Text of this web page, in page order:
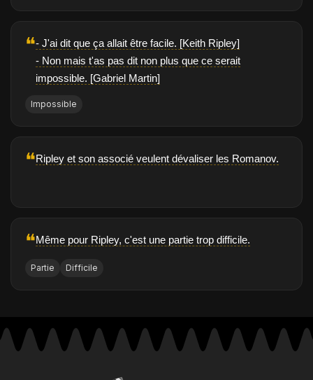
❝- J'ai dit que ça allait être facile. [Keith Ripley]
- Non mais t'as pas dit non plus que ce serait
impossible. [Gabriel Martin]
Impossible
❝Ripley et son associé veulent dévaliser les Romanov.
❝Même pour Ripley, c'est une partie trop difficile.
Partie Difficile